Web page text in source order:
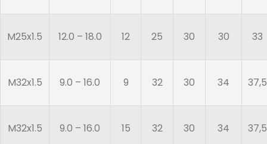
M25x1.5 12.0 – 18.0 12 25 30 30 33
M32x1.5 9.0 – 16.0 9 32 30 34 37,5
M32x1.5 9.0 – 16.0 15 32 30 34 37,5